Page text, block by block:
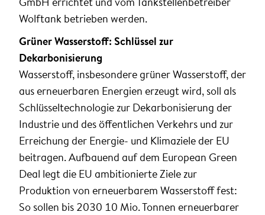
Wolftank betrieben werden.
Grüner Wasserstoff: Schlüssel zur
Dekarbonisierung
Wasserstoff, insbesondere grüner Wasserstoff, der
aus erneuerbaren Energien erzeugt wird, soll als
Schlüsseltechnologie zur Dekarbonisierung der
Industrie und des öffentlichen Verkehrs und zur
Erreichung der Energie- und Klimaziele der EU
beitragen. Aufbauend auf dem European Green
Deal legt die EU ambitionierte Ziele zur
Produktion von erneuerbarem Wasserstoff fest:
So sollen bis 2030 10 Mio. Tonnen erneuerbarer